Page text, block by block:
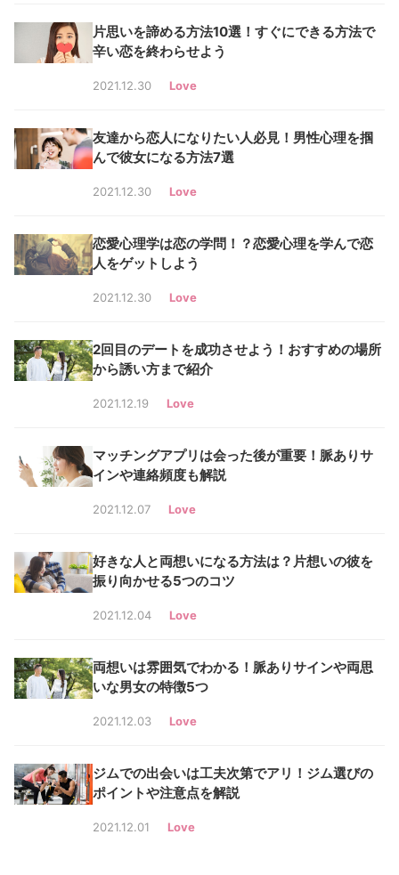
片思いを諦める方法10選！すぐにできる方法で
辛い恋を終わらせよう
2021.12.30 Love
友達から恋人になりたい人必見！男性心理を掴
んで彼女になる方法7選
2021.12.30 Love
恋愛心理学は恋の学問！？恋愛心理を学んで恋
人をゲットしよう
2021.12.30 Love
2回目のデートを成功させよう！おすすめの場所
から誘い方まで紹介
2021.12.19 Love
マッチングアプリは会った後が重要！脈ありサ
インや連絡頻度も解説
2021.12.07 Love
好きな人と両想いになる方法は？片想いの彼を
振り向かせる5つのコツ
2021.12.04 Love
両想いは雰囲気でわかる！脈ありサインや両思
いな男女の特徴5つ
2021.12.03 Love
ジムでの出会いは工夫次第でアリ！ジム選びの
ポイントや注意点を解説
2021.12.01 Love